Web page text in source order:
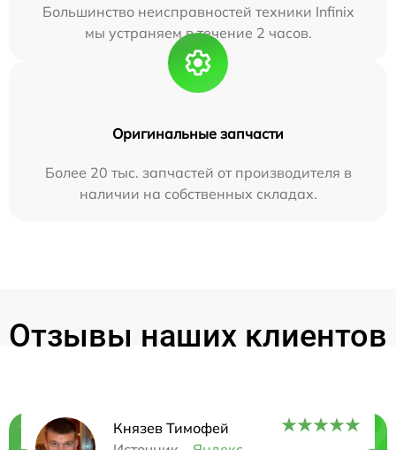
Большинство неисправностей техники Infinix
мы устраняем в течение 2 часов.
Оригинальные запчасти
Более 20 тыс. запчастей от производителя в
наличии на собственных складах.
Отзывы наших клиентов
Князев Тимофей